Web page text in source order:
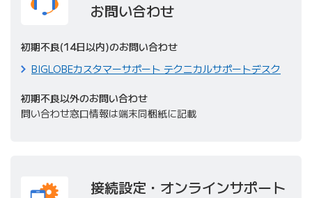
お問い合わせ
初期不良(14日以内)のお問い合わせ
BIGLOBEカスタマーサポート テクニカルサポートデスク
初期不良以外のお問い合わせ
問い合わせ窓口情報は端末同梱紙に記載
接続設定・オンラインサポート